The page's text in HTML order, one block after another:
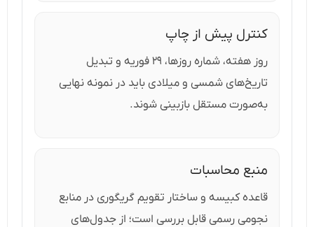
کنترل پیش از چاپ
روز هفته، شماره روزها، ۲۹ فوریه و تبدیل
تاریخ‌های شمسی و میلادی باید در نمونه نهایی
به‌صورت مستقل بازبینی شوند.
منبع محاسبات
قاعده کبیسه و ساختار تقویم گریگوری در منابع
نجومی رسمی قابل بررسی است؛ از جدول‌های